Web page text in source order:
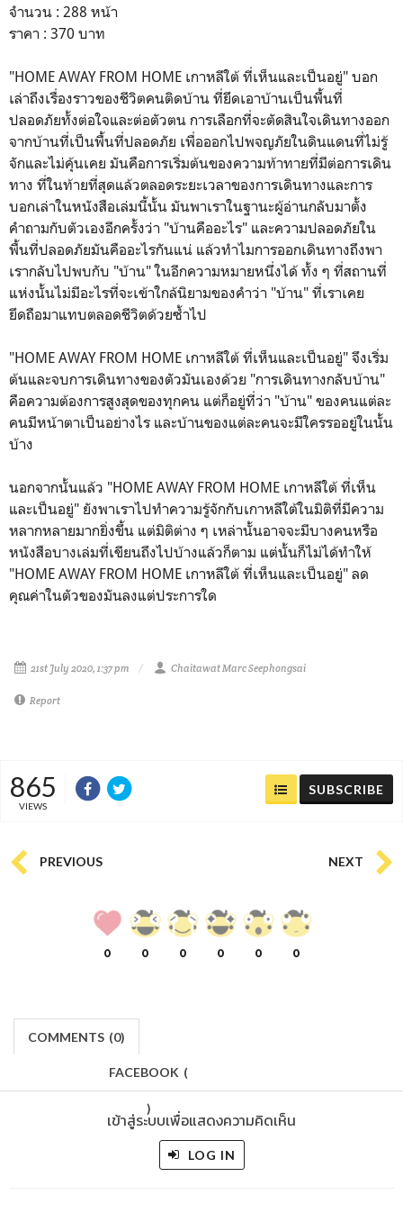
จำนวน : 288 หน้า
ราคา : 370 บาท
"HOME AWAY FROM HOME เกาหลีใต้ ที่เห็นและเป็นอยู่" บอก
เล่าถึงเรื่องราวของชีวิตคนติดบ้าน ที่ยึดเอาบ้านเป็นพื้นที่
ปลอดภัยทั้งต่อใจและต่อตัวตน การเลือกที่จะตัดสินใจเดินทางออก
จากบ้านที่เป็นพื้นที่ปลอดภัย เพื่อออกไปพจญภัยในดินแดนที่ไม่รู้
จักและไม่คุ้นเคย มันคือการเริ่มต้นของความท้าทายที่มีต่อการเดิน
ทาง ที่ในท้ายที่สุดแล้วตลอดระยะเวลาของการเดินทางและการ
บอกเล่าในหนังสือเล่มนี้นั้น มันพาเราในฐานะผู้อ่านกลับมาตั้ง
คำถามกับตัวเองอีกครั้งว่า "บ้านคืออะไร" และความปลอดภัยใน
พื้นที่ปลอดภัยมันคืออะไรกันแน่ แล้วทำไมการออกเดินทางถึงพา
เรากลับไปพบกับ "บ้าน" ในอีกความหมายหนึ่งได้ ทั้ง ๆ ที่สถานที่
แห่งนั้นไม่มีอะไรที่จะเข้าใกล้นิยามของคำว่า "บ้าน" ที่เราเคย
ยึดถือมาแทบตลอดชีวิตด้วยซ้ำไป
"HOME AWAY FROM HOME เกาหลีใต้ ที่เห็นและเป็นอยู่" จึงเริ่ม
ต้นและจบการเดินทางของตัวมันเองด้วย "การเดินทางกลับบ้าน"
คือความต้องการสูงสุดของทุกคน แต่ก็อยู่ที่ว่า "บ้าน" ของคนแต่ละ
คนมีหน้าตาเป็นอย่างไร และบ้านของแต่ละคนจะมีใครรออยู่ในนั้น
บ้าง
นอกจากนั้นแล้ว "HOME AWAY FROM HOME เกาหลีใต้ ที่เห็น
และเป็นอยู่" ยังพาเราไปทำความรู้จักกับเกาหลีใต้ในมิติที่มีความ
หลากหลายมากยิ่งขึ้น แต่มิติต่าง ๆ เหล่านั้นอาจจะมีบางคนหรือ
หนังสือบางเล่มที่เขียนถึงไปบ้างแล้วก็ตาม แต่นั้นก็ไม่ได้ทำให้
"HOME AWAY FROM HOME เกาหลีใต้ ที่เห็นและเป็นอยู่" ลด
คุณค่าในตัวของมันลงแต่ประการใด
21st July 2020, 1:37 pm Chaitawat Marc Seephongsai
Report
865
VIEWS
SUBSCRIBE
PREVIOUS NEXT
0 0 0 0 0 0
COMMENTS (0)
FACEBOOK (
)
เข้าสู่ระบบเพื่อแสดงความคิดเห็น
LOG IN